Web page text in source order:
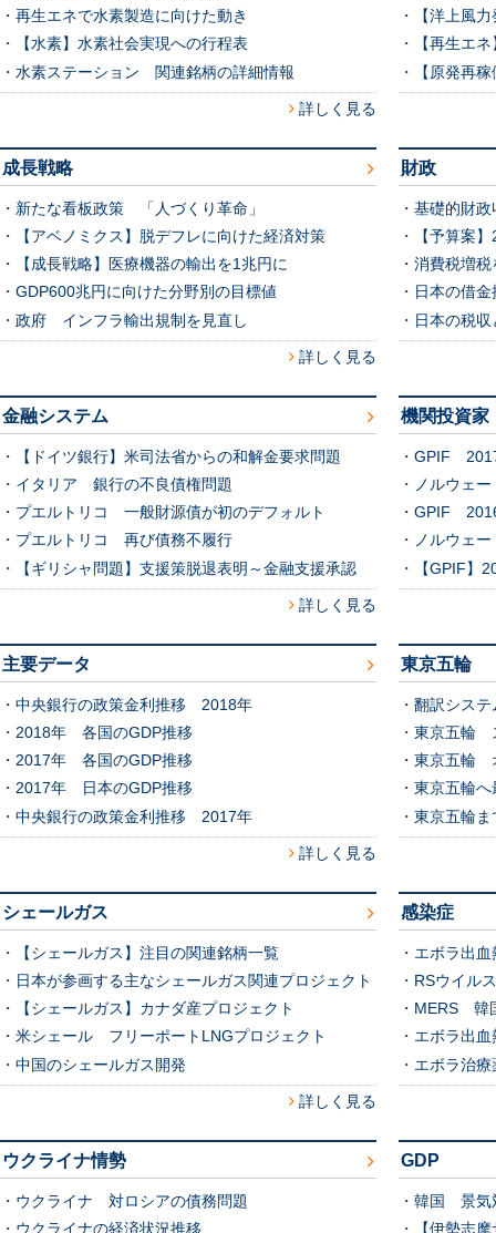
・ 再生エネで水素製造に向けた動き
・
【水素】水素社会実現への行程表
・ 水素ステーション 関連銘柄の詳細情報
詳しく見る
・
【洋上風
・
【再生エ
・
【原発再
成長戦略
・ 新たな看板政策 「人づくり革命」
・
【アベノミクス】脱デフレに向けた経済対策
・
【成長戦略】医療機器の輸出を1兆円に
・ GDP600兆円に向けた分野別の目標値
・ 政府 インフラ輸出規制を見直し
詳しく見る
財政
・ 基礎的財
・
【予算案
・ 消費税増税
・ 日本の借
・ 日本の税
金融システム
・
【ドイツ銀行】米司法省からの和解金要求問題
・ イタリア 銀行の不良債権問題
・ プエルトリコ 一般財源債が初のデフォルト
・ プエルトリコ 再び債務不履行
・
【ギリシャ問題】支援策脱退表明～金融支援承認
詳しく見る
機関投資家
・ GPIF
・ ノルウェ
・ GPIF
・ ノルウェ
・
【GPIF】
主要データ
・ 中央銀行の政策金利推移 2018年
・ 2018年 各国のGDP推移
・ 2017年 各国のGDP推移
・ 2017年 日本のGDP推移
・ 中央銀行の政策金利推移 2017年
詳しく見る
東京五輪
・ 翻訳シス
・ 東京五輪
・ 東京五輪
・ 東京五輪へ
・ 東京五輪ま
シェールガス
・
【シェールガス】注目の関連銘柄一覧
・ 日本が参画する主なシェールガス関連プロジェクト
・
【シェールガス】カナダ産プロジェクト
・ 米シェール フリーポートLNGプロジェクト
・ 中国のシェールガス開発
詳しく見る
感染症
・ エボラ出
・ RSウイル
・ MERS 韓
・ エボラ出
・ エボラ治療
ウクライナ情勢
・ ウクライナ 対ロシアの債務問題
・ ウクライナの経済状況推移
GDP
・ 韓国 景気
・
【伊勢志